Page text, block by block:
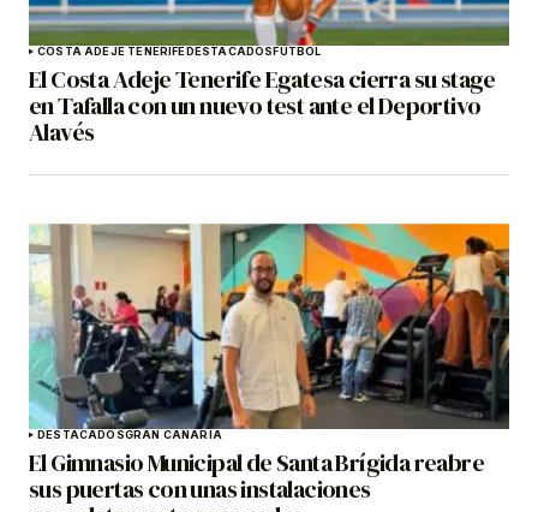
COSTA ADEJE TENERIFEDESTACADOSFÚTBOL
El Costa Adeje Tenerife Egatesa cierra su stage
en Tafalla con un nuevo test ante el Deportivo
Alavés
DESTACADOSGRAN CANARIA
El Gimnasio Municipal de Santa Brígida reabre
sus puertas con unas instalaciones